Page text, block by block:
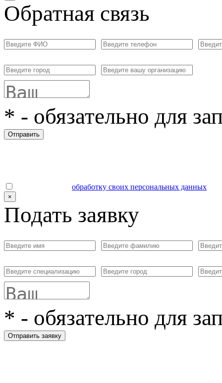
Обратная связь
* - обязательно для
Отправить
обработку своих персональных данных
×
Подать заявку
* - обязательно для
Отправить заявку